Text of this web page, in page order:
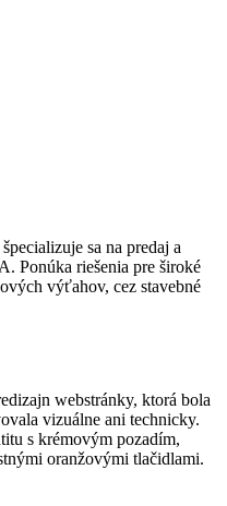
sa na predaj a
Ponúka riešenia pre široké
výťahov, cez stavebné
webstránky, ktorá bola
vizuálne ani technicky.
s krémovým pozadím,
oranžovými tlačidlami.